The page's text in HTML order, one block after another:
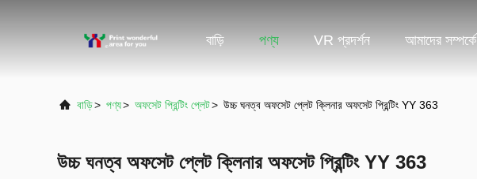
বাড়ি পণ্য VR প্রদর্শন আমাদের সম্পর্কে
বাড়ি> পণ্য> অফসেট প্রিন্টিং প্লেট> উচ্চ ঘনত্ব অফসেট প্লেট ক্লিনার অফসেট প্রিন্টিং YY 363
উচ্চ ঘনত্ব অফসেট প্লেট ক্লিনার অফসেট প্রিন্টিং YY 363